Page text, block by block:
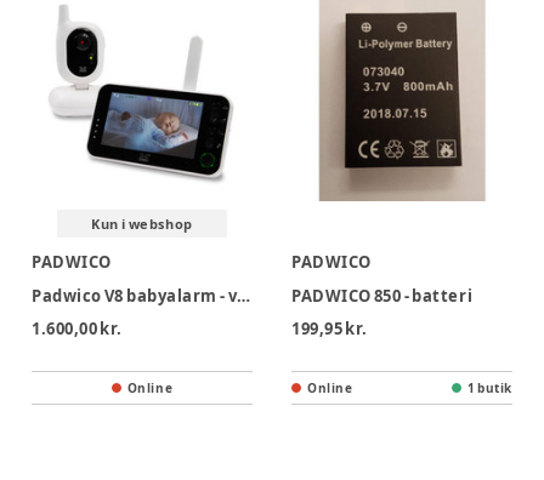
Kun i webshop
PADWICO
Padwico V8 babyalarm - video - genopladeligt batteri
1.600,00 kr.
Online
PADWICO
PADWICO 850 - batteri
199,95 kr.
Online 1 butik